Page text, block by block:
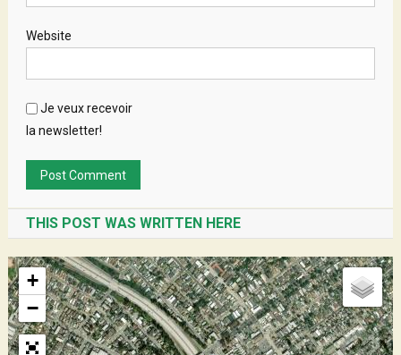
Website
Je veux recevoir
la newsletter!
THIS POST WAS WRITTEN HERE